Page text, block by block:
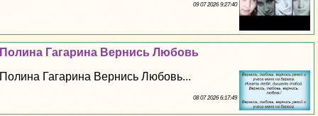
09 07 2026 9:27:40
Полина Гагарина Вернись Любовь
Полина Гагарина Вернись Любовь...
08 07 2026 6:17:49